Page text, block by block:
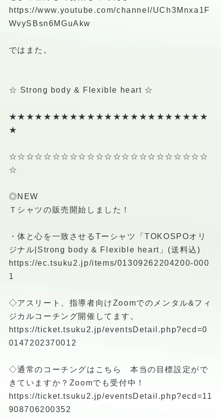
https://www.youtube.com/channel/UCh3Mnxa1F
WvySBsn6MGuAkw
ではまた。
☆ Strong body & Flexible heart ☆
★★★★★★★★★★★★★★★★★★★★★★★
★
☆☆☆☆☆☆☆☆☆☆☆☆☆☆☆☆☆☆☆☆☆☆☆
☆
◎NEW
Ｔシャツの販売開始しました！
・体と心を一致させるTーシャツ「TOKOSPOオリ
ジナル|Strong body & Flexible heart」(送料込)
https://ec.tsuku2.jp/items/01309262204200-000
1
◇アスリート、指導者向けZoomでのメンタル&フィ
ジカルコーチング開催してます。
https://ticket.tsuku2.jp/eventsDetail.php?ecd=0
0147202370012
◇通常のコーチングはこちら 本当の目標設定がで
きていますか？Zoomでも受付中！
https://ticket.tsuku2.jp/eventsDetail.php?ecd=11
908706200352